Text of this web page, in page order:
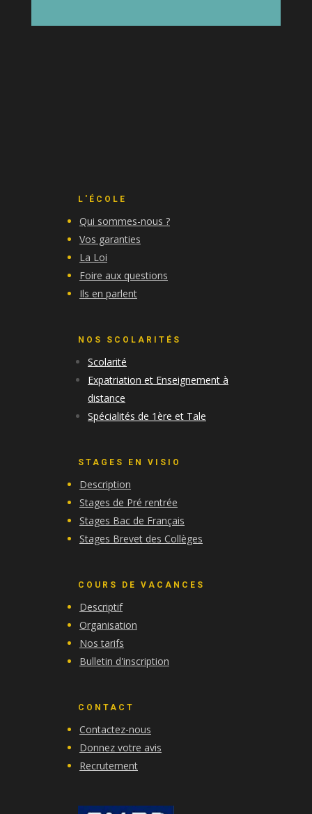
L'ÉCOLE
Qui sommes-nous ?
Vos garanties
La Loi
Foire aux questions
Ils en parlent
NOS SCOLARITÉS
Scolarité
Expatriation et Enseignement à
distance
Spécialités de 1ère et Tale
STAGES EN VISIO
Description
Stages de Pré rentrée
Stages Bac de Français
Stages Brevet des Collèges
COURS DE VACANCES
Descriptif
Organisation
Nos tarifs
Bulletin d'inscription
CONTACT
Contactez-nous
Donnez votre avis
Recrutement